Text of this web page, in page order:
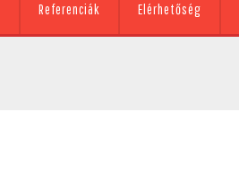
Referenciák Elérhetőség